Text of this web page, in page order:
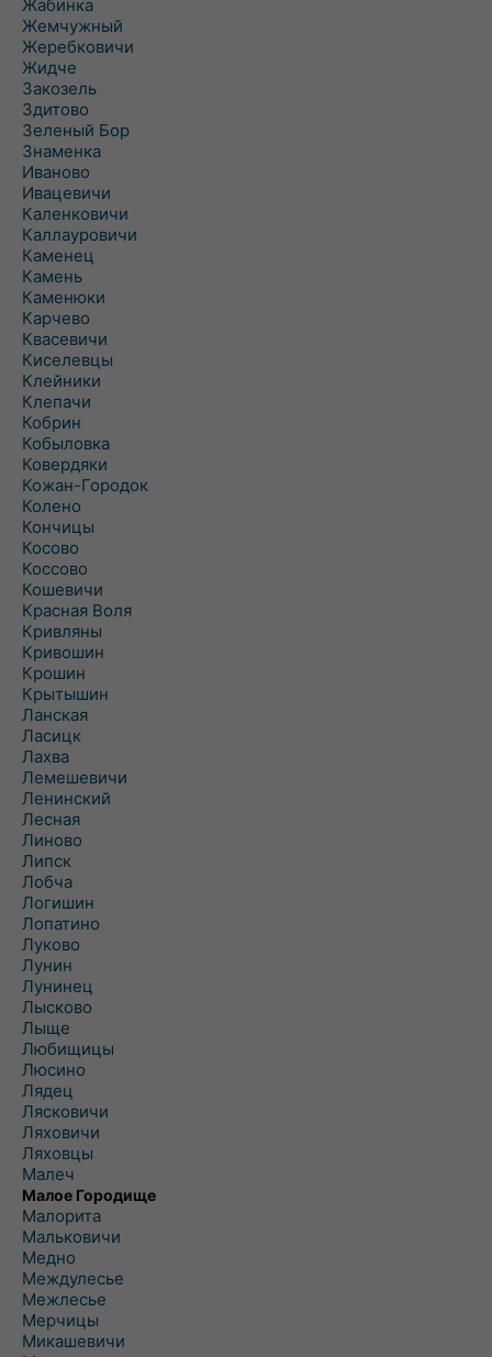
Жабинка
Жемчужный
Жеребковичи
Жидче
Закозель
Здитово
Зеленый Бор
Знаменка
Иваново
Ивацевичи
Каленковичи
Каллауровичи
Каменец
Камень
Каменюки
Карчево
Квасевичи
Киселевцы
Клейники
Клепачи
Кобрин
Кобыловка
Ковердяки
Кожан-Городок
Колено
Кончицы
Косово
Коссово
Кошевичи
Красная Воля
Кривляны
Кривошин
Крошин
Крытышин
Ланская
Ласицк
Лахва
Лемешевичи
Ленинский
Лесная
Линово
Липск
Лобча
Логишин
Лопатино
Луково
Лунин
Лунинец
Лысково
Лыще
Любищицы
Люсино
Лядец
Лясковичи
Ляховичи
Ляховцы
Малеч
Малое Городище
Малорита
Мальковичи
Медно
Междулесье
Межлесье
Мерчицы
Микашевичи